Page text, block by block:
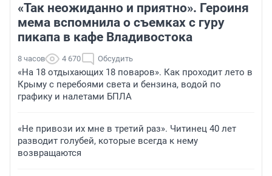
«Так неожиданно и приятно». Героиня
мема вспомнила о съемках с гуру
пикапа в кафе Владивостока
8 часов 4 670 Обсудить
«На 18 отдыхающих 18 поваров». Как проходит лето в
Крыму с перебоями света и бензина, водой по
графику и налетами БПЛА
«Не привози их мне в третий раз». Читинец 40 лет
разводит голубей, которые всегда к нему
возвращаются